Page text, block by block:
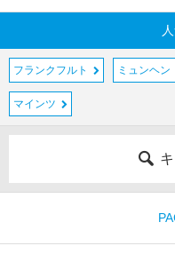
カ
ッ
セ
ル
フ
ー
フランクフルト ミュンヘン
マインツ